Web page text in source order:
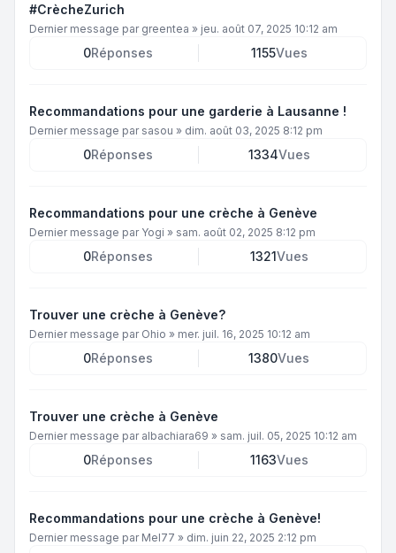
#CrècheZurich
Dernier message par greentea » jeu. août 07, 2025 10:12 am
0Réponses 1155Vues
Recommandations pour une garderie à Lausanne !
Dernier message par sasou » dim. août 03, 2025 8:12 pm
0Réponses 1334Vues
Recommandations pour une crèche à Genève
Dernier message par Yogi » sam. août 02, 2025 8:12 pm
0Réponses 1321Vues
Trouver une crèche à Genève?
Dernier message par Ohio » mer. juil. 16, 2025 10:12 am
0Réponses 1380Vues
Trouver une crèche à Genève
Dernier message par albachiara69 » sam. juil. 05, 2025 10:12 am
0Réponses 1163Vues
Recommandations pour une crèche à Genève!
Dernier message par Mel77 » dim. juin 22, 2025 2:12 pm